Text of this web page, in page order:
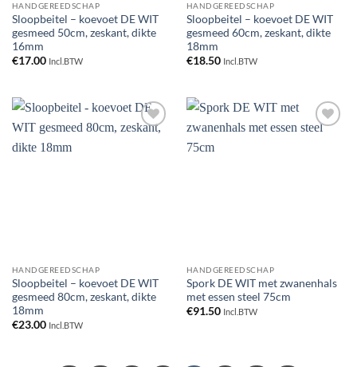
HANDGEREEDSCHAP
Sloopbeitel – koevoet DE WIT
gesmeed 50cm, zeskant, dikte
16mm
€17.00 Incl.BTW
HANDGEREEDSCHAP
Sloopbeitel – koevoet DE WIT
gesmeed 60cm, zeskant, dikte
18mm
€18.50 Incl.BTW
HANDGEREEDSCHAP
Sloopbeitel – koevoet DE WIT
gesmeed 80cm, zeskant, dikte
18mm
€23.00 Incl.BTW
HANDGEREEDSCHAP
Spork DE WIT met zwanenhals
met essen steel 75cm
€91.50 Incl.BTW